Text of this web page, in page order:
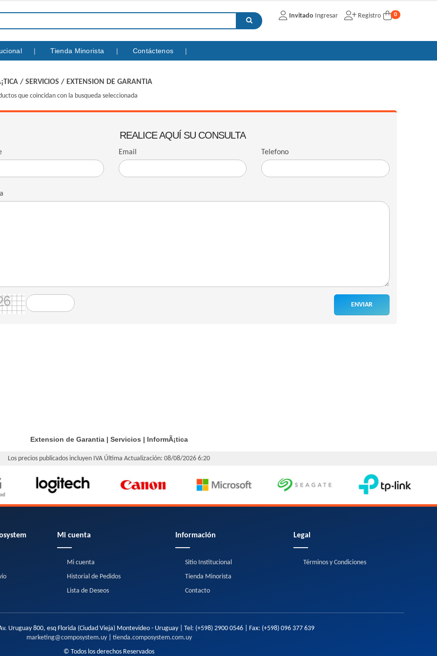
Invitado Ingresar Registro 0
Tienda Minorista Contáctenos
/ SERVICIOS / EXTENSION DE GARANTIA
que coincidan con la busqueda seleccionada
REALICE AQUÍ SU CONSULTA
Email Telefono
ENVIAR
Extension de Garantia| Servicios | InformÃ¡tica
Los precios publicados incluyen IVA Última Actualización: 08/08/2026 6:20
Mi cuenta
Mi cuenta
Historial de Pedidos
Lista de Deseos
Información
Sitio Institucional
Tienda Minorista
Contacto
Legal
Términos y Condiciones
Uruguay 800, esq Florida (Ciudad Vieja) Montevideo - Uruguay | Tel: (+598) 2900 0546| Fax: (+598) 096 377 639
marketing@composystem.uy| tienda.composystem.com.uy
© Todos los derechos Reservados